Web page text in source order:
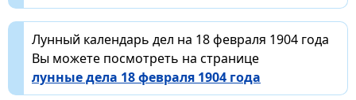
Лунный календарь дел на 18 февраля 1904 года
Вы можете посмотреть на странице
лунные дела 18 февраля 1904 года